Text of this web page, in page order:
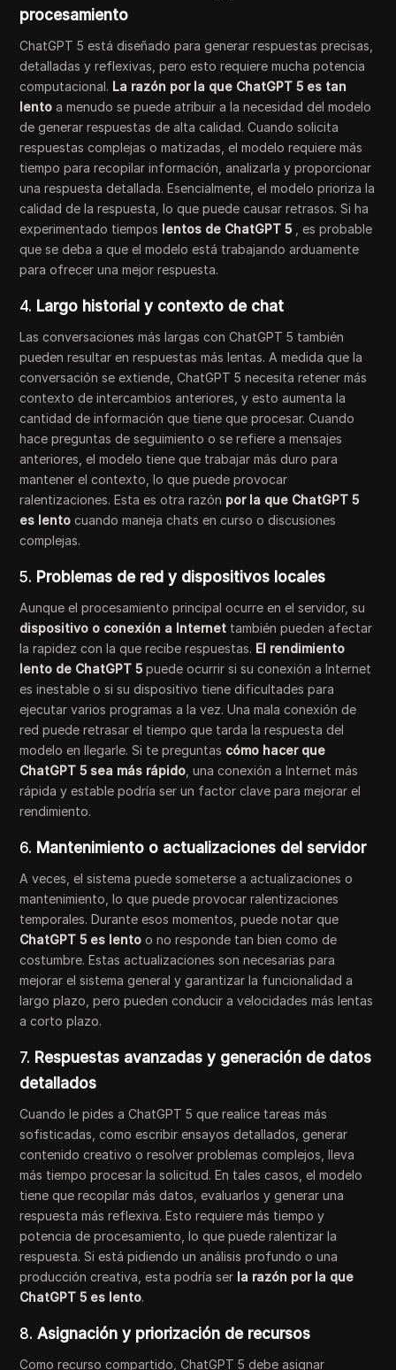
procesamiento
ChatGPT 5 está diseñado para generar respuestas precisas,
detalladas y reflexivas, pero esto requiere mucha potencia
computacional. La razón por la que ChatGPT 5 es tan
lento a menudo se puede atribuir a la necesidad del modelo
de generar respuestas de alta calidad. Cuando solicita
respuestas complejas o matizadas, el modelo requiere más
tiempo para recopilar información, analizarla y proporcionar
una respuesta detallada. Esencialmente, el modelo prioriza la
calidad de la respuesta, lo que puede causar retrasos. Si ha
experimentado tiempos lentos de ChatGPT 5 , es probable
que se deba a que el modelo está trabajando arduamente
para ofrecer una mejor respuesta.
4. Largo historial y contexto de chat
Las conversaciones más largas con ChatGPT 5 también
pueden resultar en respuestas más lentas. A medida que la
conversación se extiende, ChatGPT 5 necesita retener más
contexto de intercambios anteriores, y esto aumenta la
cantidad de información que tiene que procesar. Cuando
hace preguntas de seguimiento o se refiere a mensajes
anteriores, el modelo tiene que trabajar más duro para
mantener el contexto, lo que puede provocar
ralentizaciones. Esta es otra razón por la que ChatGPT 5
es lento cuando maneja chats en curso o discusiones
complejas.
5. Problemas de red y dispositivos locales
Aunque el procesamiento principal ocurre en el servidor, su
dispositivo o conexión a Internet también pueden afectar
la rapidez con la que recibe respuestas. El rendimiento
lento de ChatGPT 5 puede ocurrir si su conexión a Internet
es inestable o si su dispositivo tiene dificultades para
ejecutar varios programas a la vez. Una mala conexión de
red puede retrasar el tiempo que tarda la respuesta del
modelo en llegarle. Si te preguntas cómo hacer que
ChatGPT 5 sea más rápido , una conexión a Internet más
rápida y estable podría ser un factor clave para mejorar el
rendimiento.
6. Mantenimiento o actualizaciones del servidor
A veces, el sistema puede someterse a actualizaciones o
mantenimiento, lo que puede provocar ralentizaciones
temporales. Durante esos momentos, puede notar que
ChatGPT 5 es lento o no responde tan bien como de
costumbre. Estas actualizaciones son necesarias para
mejorar el sistema general y garantizar la funcionalidad a
largo plazo, pero pueden conducir a velocidades más lentas
a corto plazo.
7. Respuestas avanzadas y generación de datos
detallados
Cuando le pides a ChatGPT 5 que realice tareas más
sofisticadas, como escribir ensayos detallados, generar
contenido creativo o resolver problemas complejos, lleva
más tiempo procesar la solicitud. En tales casos, el modelo
tiene que recopilar más datos, evaluarlos y generar una
respuesta más reflexiva. Esto requiere más tiempo y
potencia de procesamiento, lo que puede ralentizar la
respuesta. Si está pidiendo un análisis profundo o una
producción creativa, esta podría ser la razón por la que
ChatGPT 5 es lento.
8.Asignación y priorización de recursos
Como recurso compartido, ChatGPT 5 debe asignar